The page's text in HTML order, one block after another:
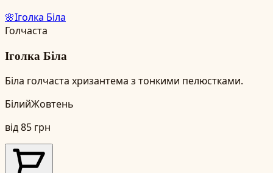
🌸Іголка Біла
Голчаста
Іголка Біла
Біла голчаста хризантема з тонкими пелюстками.
БілийЖовтень
від85 грн